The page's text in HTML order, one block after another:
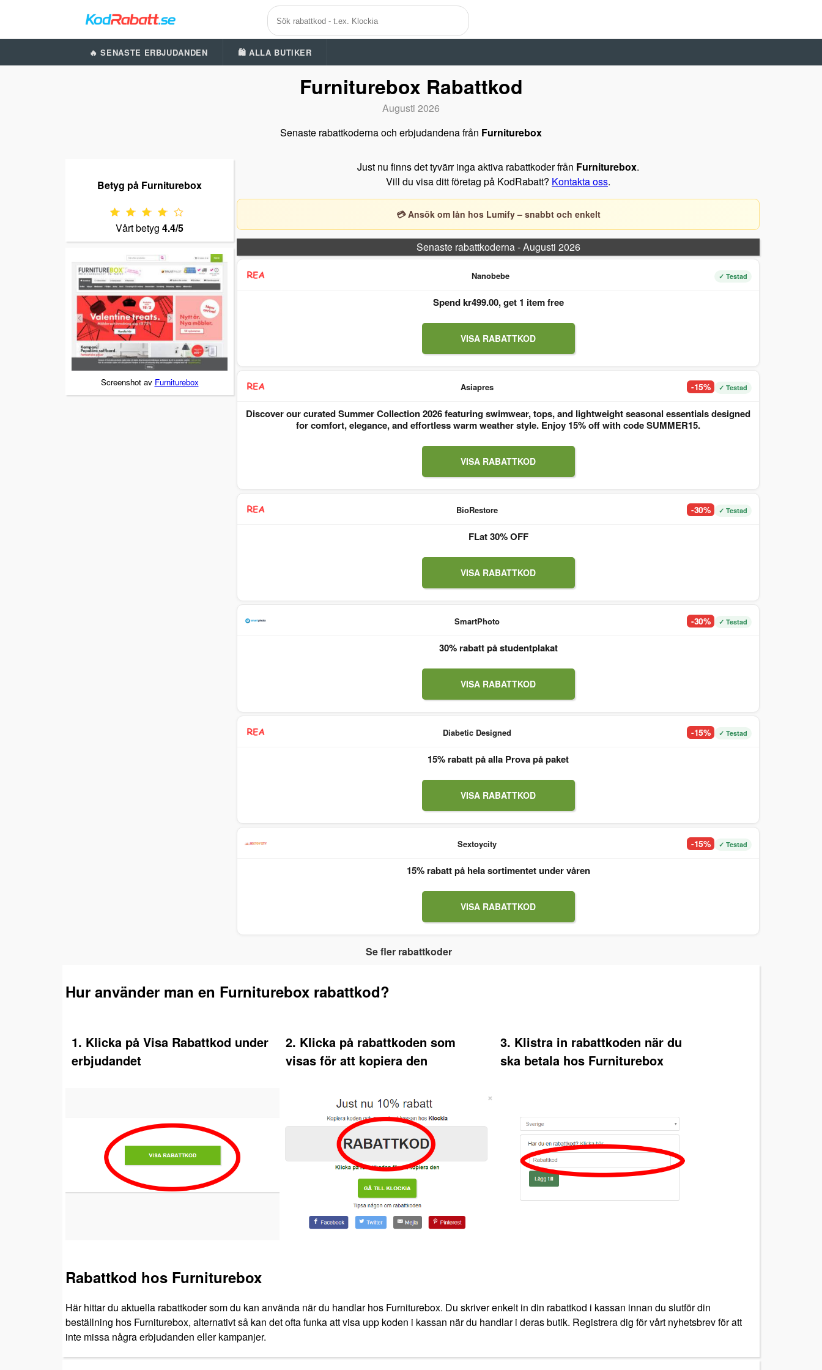
🔥 SENASTE ERBJUDANDEN 🛍️ ALLA BUTIKER
Furniturebox Rabattkod
Augusti 2026
Senaste rabattkoderna och erbjudandena från Furniturebox
Betyg på Furniturebox
Vårt betyg 4.4/5
Screenshot av Furniturebox
Just nu finns det tyvärr inga aktiva rabattkoder från Furniturebox.
Vill du visa ditt företag på KodRabatt? Kontakta oss.
💳 Ansök om lån hos Lumify – snabbt och enkelt
Senaste rabattkoderna - Augusti 2026
Nanobebe ✓ Testad
Spend kr499.00, get 1 item free
VISA RABATTKOD
Asiapres -15% ✓ Testad
Discover our curated Summer Collection 2026 featuring swimwear, tops, and lightweight seasonal essentials designed
for comfort, elegance, and effortless warm weather style. Enjoy 15% off with code SUMMER15.
VISA RABATTKOD
BioRestore -30% ✓ Testad
FLat 30% OFF
VISA RABATTKOD
SmartPhoto -30% ✓ Testad
30% rabatt på studentplakat
VISA RABATTKOD
Diabetic Designed -15% ✓ Testad
15% rabatt på alla Prova på paket
VISA RABATTKOD
Sextoycity -15% ✓ Testad
15% rabatt på hela sortimentet under våren
VISA RABATTKOD
Se fler rabattkoder
Hur använder man en Furniturebox rabattkod?
1. Klicka på Visa Rabattkod under
erbjudandet
2. Klicka på rabattkoden som
visas för att kopiera den
3. Klistra in rabattkoden när du
ska betala hos Furniturebox
Rabattkod hos Furniturebox
Här hittar du aktuella rabattkoder som du kan använda när du handlar hos Furniturebox. Du skriver enkelt in din rabattkod i kassan innan du slutför din
beställning hos Furniturebox, alternativt så kan det ofta funka att visa upp koden i kassan när du handlar i deras butik. Registrera dig för vårt nyhetsbrev för att
inte missa några erbjudanden eller kampanjer.